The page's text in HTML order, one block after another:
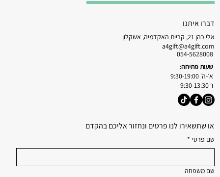
או שתשאירו לנו פרטים ונחזור אליכם בהקדם
שם פרטי *
שם משפחה
דברו איתנו
אלי כהן 21, קריית האקדמיה, אשקלון
a4gift@a4gift.com
054-5628008
שעות פתיחה:
א׳-ה׳ 9:30-19:00
ו׳ 9:30-13:30